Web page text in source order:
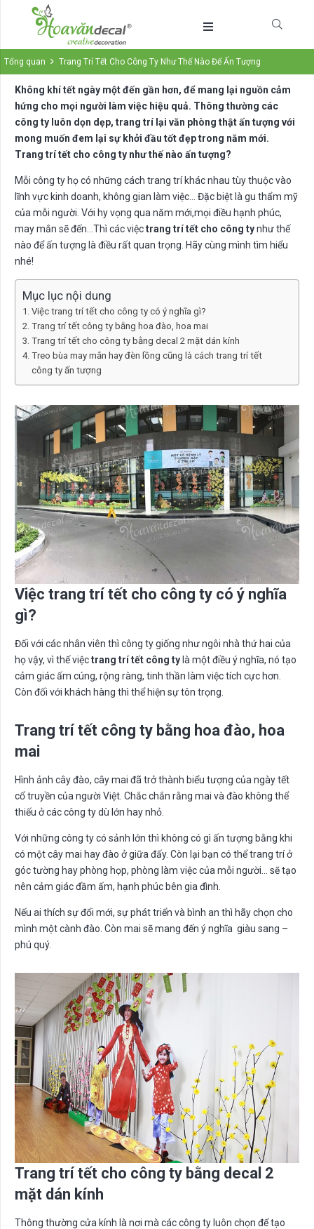
Tổng quan Trang Trí Tết Cho Công Ty Như Thế Nào Để Ấn Tượng
Không khí tết ngày một đến gần hơn, để mang lại nguồn cảm
hứng cho mọi người làm việc hiệu quả. Thông thường các
công ty luôn dọn dẹp, trang trí lại văn phòng thật ấn tượng với
mong muốn đem lại sự khởi đầu tốt đẹp trong năm mới.
Trang trí tết cho công ty như thế nào ấn tượng?
Mỗi công ty họ có những cách trang trí khác nhau tùy thuộc vào
lĩnh vực kinh doanh, không gian làm việc… Đặc biệt là gu thẩm mỹ
của mỗi người. Với hy vọng qua năm mới,mọi điều hạnh phúc,
may mắn sẽ đến…Thì các việctrang trí tết cho công tynhư thế
nào để ấn tượng là điều rất quan trọng. Hãy cùng mình tìm hiểu
nhé!
Mục lục nội dung
Việc trang trí tết cho công ty có ý nghĩa gì?
Trang trí tết công ty bằng hoa đào, hoa mai
Trang trí tết cho công ty bằng decal 2 mặt dán kính
Treo bùa may mắn hay đèn lồng cũng là cách trang trí tết
công ty ấn tượng
Việc trang trí tết cho công ty có ý nghĩa
gì?
Đối với các nhân viên thì công ty giống như ngôi nhà thứ hai của
họ vậy, vì thế việctrang trí tết công ty là một điều ý nghĩa, nó tạo
cảm giác ấm cúng, rộng ràng, tinh thần làm việc tích cực hơn.
Còn đối với khách hàng thì thể hiện sự tôn trọng.
Trang trí tết công ty bằng hoa đào, hoa
mai
Hình ảnh cây đào, cây mai đã trở thành biểu tượng của ngày tết
cổ truyền của người Việt. Chắc chắn rằng mai và đào không thể
thiếu ở các công ty dù lớn hay nhỏ.
Với những công ty có sảnh lớn thì không có gì ấn tượng bằng khi
có một cây mai hay đào ở giữa đấy. Còn lại bạn có thể trang trí ở
góc tường hay phòng họp, phòng làm việc của mỗi người… sẽ tạo
nên cảm giác đầm ấm, hạnh phúc bên gia đình.
Nếu ai thích sự đổi mới, sự phát triển và bình an thì hãy chọn cho
mình một cành đào. Còn mai sẽ mang đến ý nghĩa giàu sang –
phú quý.
Trang trí tết cho công ty bằng decal 2
mặt dán kính
Thông thường cửa kính là nơi mà các công ty luôn chọn để tạo